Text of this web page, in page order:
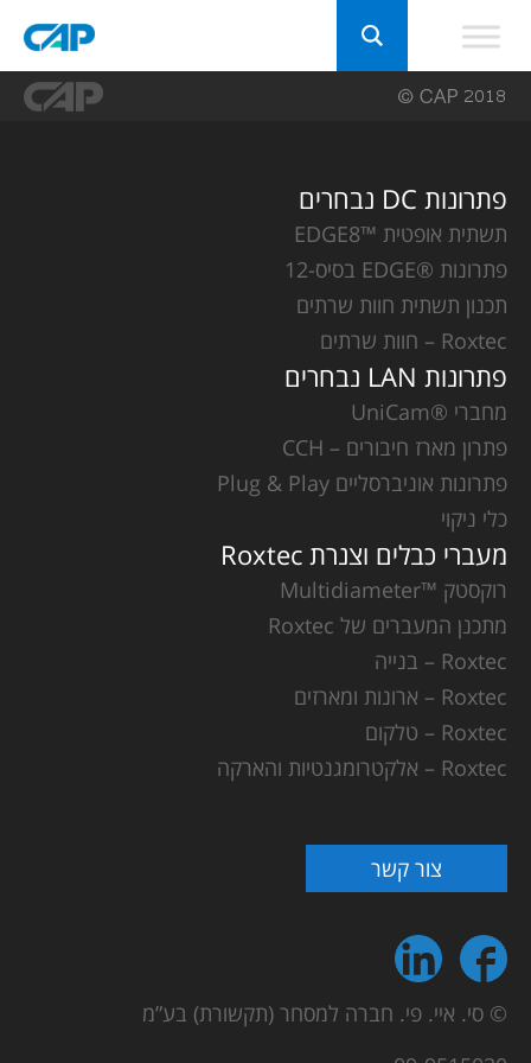
פתרונות DC נבחרים
תשתית אופטית ™EDGE8
פתרונות ®EDGE בסיס-12
תכנון תשתית חוות שרתים
Roxtec – חוות שרתים
פתרונות LAN נבחרים
מחברי ®UniCam
פתרון מארז חיבורים – CCH
פתרונות אוניברסליים Plug & Play
כלי ניקוי
מעברי כבלים וצנרת Roxtec
רוקסטק ™Multidiameter
מתכנן המעברים של Roxtec
Roxtec – בנייה
Roxtec – ארונות ומארזים
Roxtec – טלקום
Roxtec – אלקטרומגנטיות והארקה
צור קשר
© סי. איי. פי. חברה למסחר (תקשורת) בע”מ